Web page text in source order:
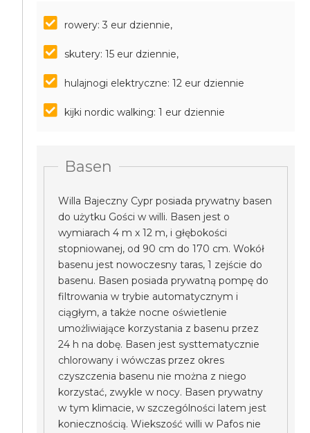
rowery: 3 eur dziennie,
skutery: 15 eur dziennie,
hulajnogi elektryczne: 12 eur dziennie
kijki nordic walking: 1 eur dziennie
Basen
Willa Bajeczny Cypr posiada prywatny basen
do użytku Gości w willi. Basen jest o
wymiarach 4 m x 12 m, i głębokości
stopniowanej, od 90 cm do 170 cm. Wokół
basenu jest nowoczesny taras, 1 zejście do
basenu. Basen posiada prywatną pompę do
filtrowania w trybie automatycznym i
ciągłym, a także nocne oświetlenie
umożliwiające korzystania z basenu przez
24 h na dobę. Basen jest systtematycznie
chlorowany i wówczas przez okres
czyszczenia basenu nie można z niego
korzystać, zwykle w nocy. Basen prywatny
w tym klimacie, w szczególności latem jest
koniecznością. Wiekszość willi w Pafos nie